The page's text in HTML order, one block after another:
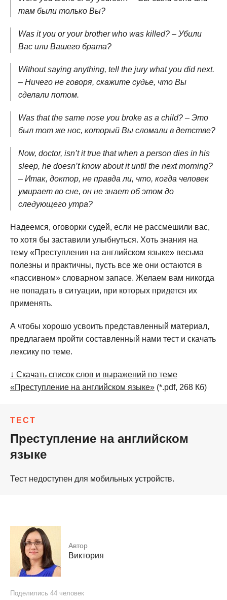
там были только Вы?
Was it you or your brother who was killed? – Убили
Вас или Вашего брата?
Without saying anything, tell the jury what you did next.
– Ничего не говоря, скажите судье, что Вы
сделали потом.
Was that the same nose you broke as a child? – Это
был тот же нос, который Вы сломали в детстве?
Now, doctor, isn’t it true that when a person dies in his
sleep, he doesn’t know about it until the next morning?
– Итак, доктор, не правда ли, что, когда человек
умирает во сне, он не знает об этом до
следующего утра?
Надеемся, оговорки судей, если не рассмешили вас,
то хотя бы заставили улыбнуться. Хоть знания на
тему «Преступления на английском языке» весьма
полезны и практичны, пусть все же они остаются в
«пассивном» словарном запасе. Желаем вам никогда
не попадать в ситуации, при которых придется их
применять.
А чтобы хорошо усвоить представленный материал,
предлагаем пройти составленный нами тест и скачать
лексику по теме.
↓ Скачать список слов и выражений по теме
«Преступление на английском языке» (*.pdf, 268 Кб)
ТЕСТ
Преступление на английском
языке
Тест недоступен для мобильных устройств.
Автор
Виктория
Поделились 44 человек